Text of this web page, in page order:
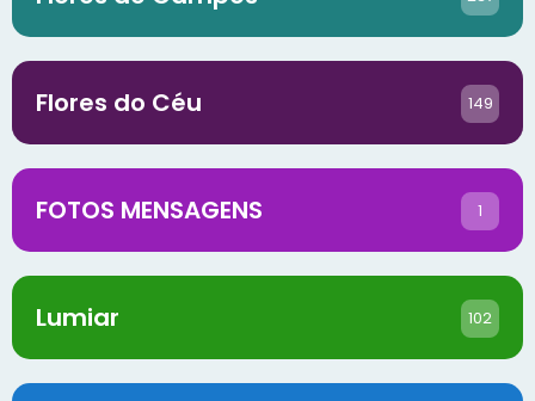
Flores do Céu 149
FOTOS MENSAGENS 1
Lumiar 102